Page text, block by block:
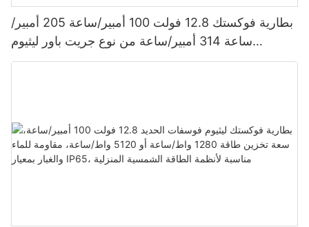
بطارية فوكستك 12.8 فولت 100 أمبير/ساعة 205 أمبير/
ساعة 314 أمبير/ساعة من نوع جريت باور ليثيوم
فوسفات الحديد 1280 واط/ساعة - 5120 واط/ساعة،